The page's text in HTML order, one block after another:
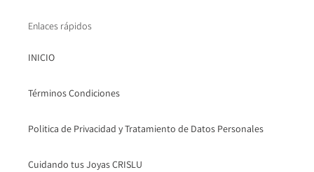
Enlaces rápidos
INICIO
Términos Condiciones
Politica de Privacidad y Tratamiento de Datos Personales
Cuidando tus Joyas CRISLU